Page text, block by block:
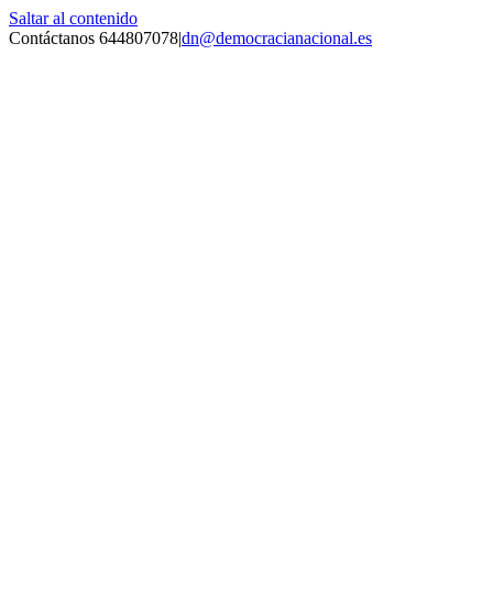
Saltar al contenido
Contáctanos 644807078|dn@democracianacional.es